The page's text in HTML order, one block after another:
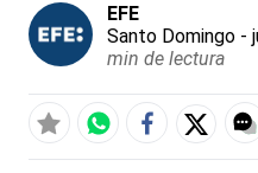
EFE
Santo Domingo -
min de lectura